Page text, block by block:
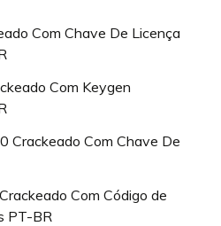
Com Chave De Licença
Com Keygen
Crackeado Com Chave De
Com Código de
PT-BR